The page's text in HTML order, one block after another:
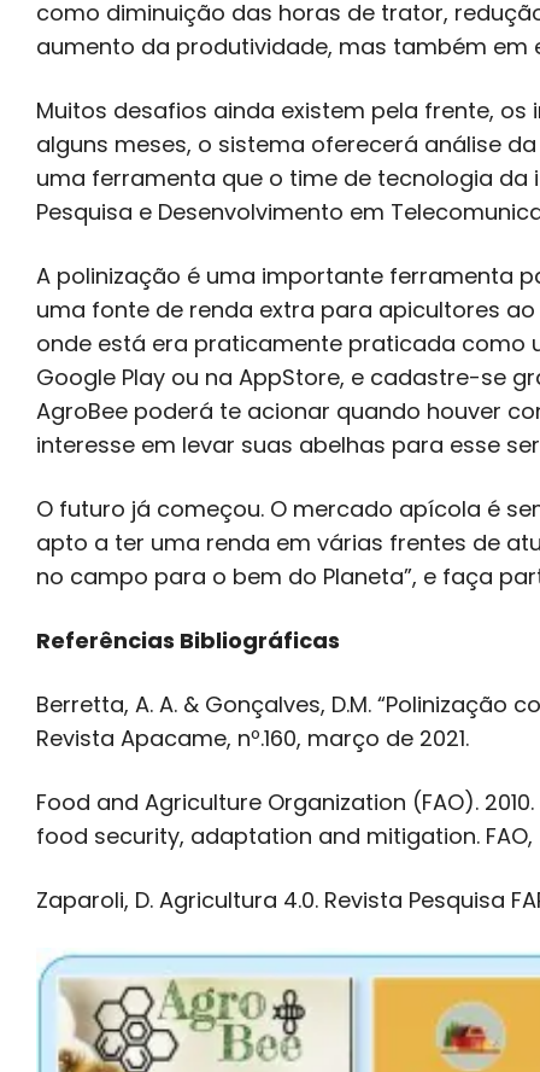
como diminuição das horas de trator,
aumento da produtividade, mas também em
Muitos desafios ainda existem pela frente,
alguns meses, o sistema oferecerá análise
uma ferramenta que o time de tecnologia da
Pesquisa e Desenvolvimento em
A polinização é uma importante ferramenta
uma fonte de renda extra para apicultores
onde está era praticamente praticada como
Google Play ou na AppStore, e cadastre-se
AgroBee poderá te acionar quando houver
interesse em levar suas abelhas para esse
O futuro já começou. O mercado apícola é
apto a ter uma renda em várias frentes de
no campo para o bem do Planeta”, e faça
Referências Bibliográficas
Berretta, A. A. & Gonçalves, D.M.
Revista Apacame, nº.160, março de 2021.
Food and Agriculture Organization (FAO).
food security, adaptation and mitigation. FAO,
Zaparoli, D. Agricultura 4.0. Revista Pesquisa